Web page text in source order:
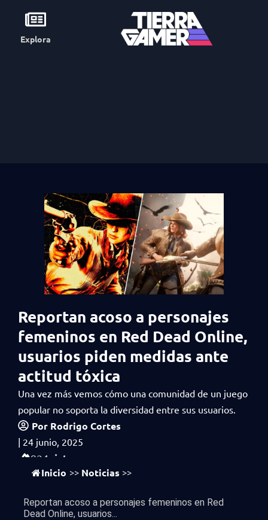
Explora
Reportan acoso a personajes
femeninos en Red Dead Online,
usuarios piden medidas ante
actitud tóxica
Una vez más vemos cómo una comunidad de un juego
popular no soporta la diversidad entre sus usuarios.
Por Rodrigo Cortes
| 24 junio, 2025
924 vistas
Inicio >> Noticias >>
Reportan acoso a personajes femeninos en Red
Dead Online, usuarios...